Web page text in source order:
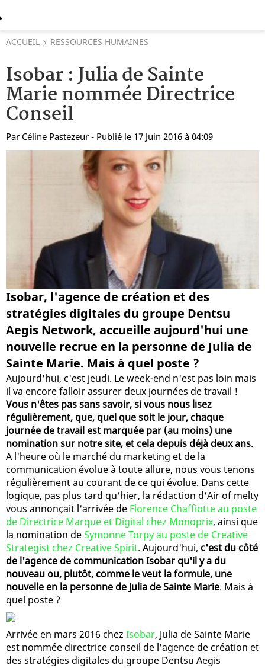
ACCUEIL RESSOURCES HUMAINES
Isobar : Julia de Sainte
Marie nommée Directrice
Conseil
Par Céline Pastezeur - Publié le 17 Juin 2016 à 04:09
Isobar, l'agence de création et des
stratégies digitales du groupe Dentsu
Aegis Network, accueille aujourd'hui une
nouvelle recrue en la personne de Julia de
Sainte Marie. Mais à quel poste ?
Aujourd'hui, c'est jeudi. Le week-end n'est pas loin mais
il va encore falloir assurer deux journées de travail !
Vous n'êtes pas sans savoir, si vous nous lisez
régulièrement, que, quel que soit le jour, chaque
journée de travail est marquée par (au moins) une
nomination sur notre site, et cela depuis déjà deux ans.
A l'heure où le marché du marketing et de la
communication évolue à toute allure, nous vous tenons
régulièrement au courant de ce qui évolue. Dans cette
logique, pas plus tard qu'hier, la rédaction d'Air of melty
vous annonçait l'arrivée de Florence Chaffiotte au poste
de Directrice Marque et Digital chez Monoprix, ainsi que
la nomination deSymonne Torpy au poste de Creative
Strategist chez Creative Spirit. Aujourd'hui, c'est du côté
de l'agence de communication Isobar qu'il y a du
nouveau ou, plutôt, comme le veut la formule, une
nouvelle en la personne de Julia de Sainte Marie. Mais à
quel poste ?
Arrivée en mars 2016 chez Isobar, Julia de Sainte Marie
est nommée directrice conseil de l'agence de création et
des stratégies digitales du groupe Dentsu Aegis